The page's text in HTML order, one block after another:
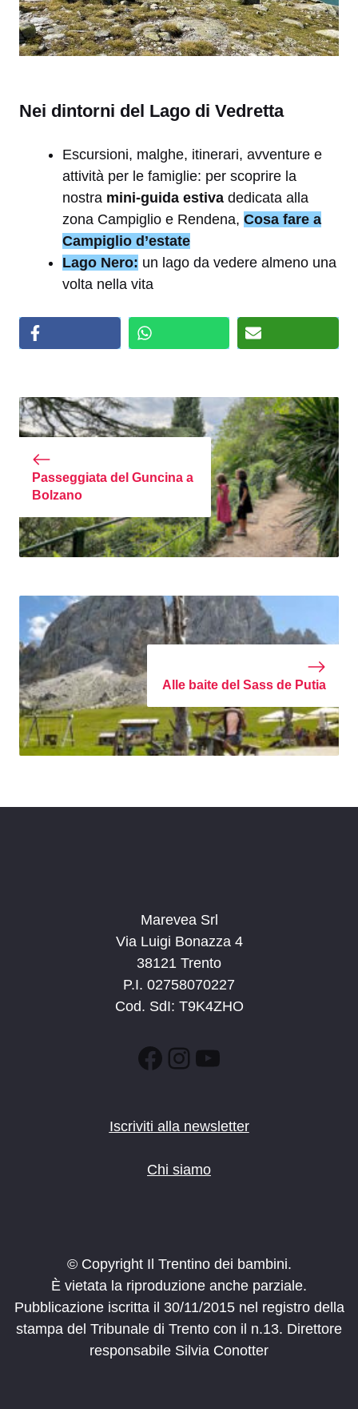
Nei dintorni del Lago di Vedretta
Escursioni, malghe, itinerari, avventure e
attività per le famiglie: per scoprire la
nostra mini-guida estiva dedicata alla
zona Campiglio e Rendena, Cosa fare a
Campiglio d’estate
Lago Nero: un lago da vedere almeno una
volta nella vita
Passeggiata del Guncina a
Bolzano
Alle baite del Sass de Putia
Marevea Srl
Via Luigi Bonazza 4
38121 Trento
P.I. 02758070227
Cod. SdI: T9K4ZHO
Facebook
Instagram
YouTube
Iscriviti alla newsletter
Chi siamo
© Copyright Il Trentino dei bambini.
È vietata la riproduzione anche parziale.
Pubblicazione iscritta il 30/11/2015 nel registro della
stampa del Tribunale di Trento con il n.13. Direttore
responsabile Silvia Conotter